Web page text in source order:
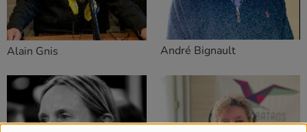
Alain Gnis André Bignault